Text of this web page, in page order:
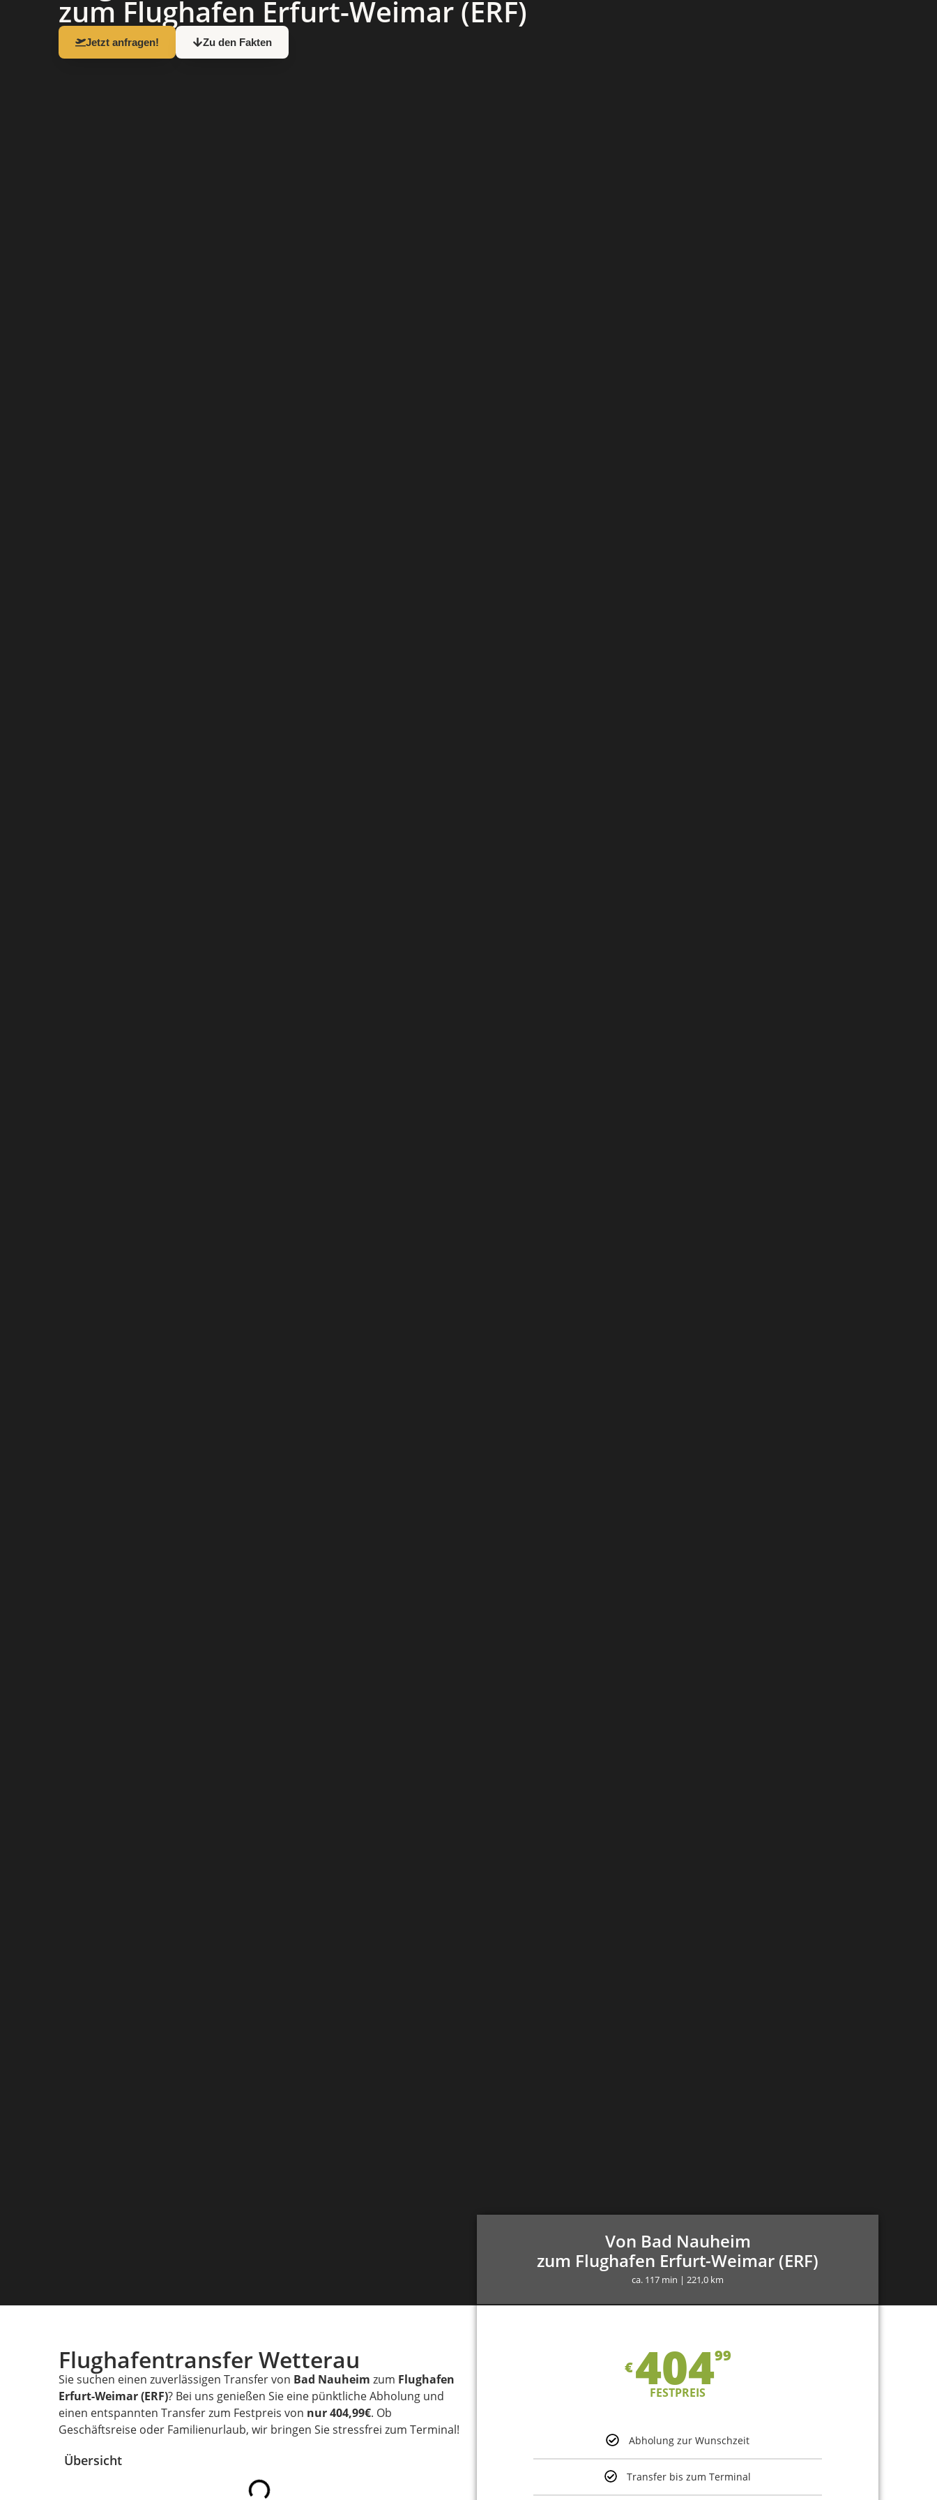
zum Flughafen Erfurt-Weimar (ERF)
Jetzt anfragen! Zu den Fakten
Flughafentransfer Wetterau
Sie suchen einen zuverlässigen Transfer von Bad Nauheim zum Flughafen
Erfurt-Weimar (ERF)? Bei uns genießen Sie eine pünktliche Abholung und
einen entspannten Transfer zum Festpreis von nur 404,99€. Ob
Geschäftsreise oder Familienurlaub, wir bringen Sie stressfrei zum Terminal!
Übersicht
Von Bad Nauheim
zum Flughafen Erfurt-Weimar (ERF)
ca. 117 min | 221,0 km
€40499
FESTPREIS
Abholung zur Wunschzeit
Transfer bis zum Terminal